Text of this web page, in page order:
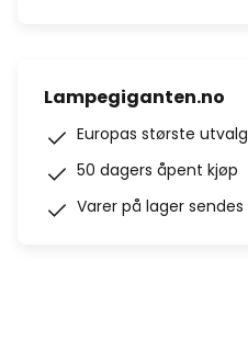
Lampegiganten.no
Europas største
50 dagers åpent kjøp
Varer på lager sendes